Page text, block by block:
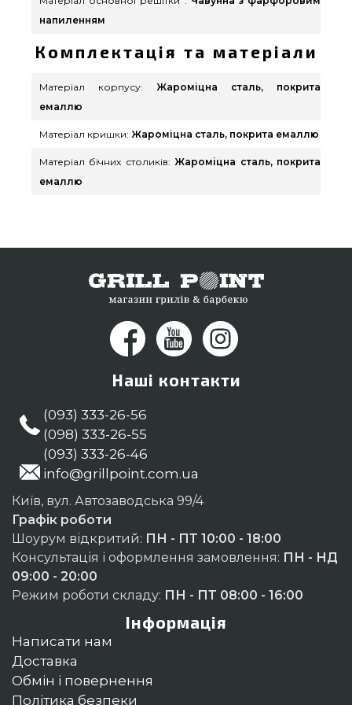
напиленням
Комплектація та матеріали
Матеріал корпусу:
Жароміцна сталь, покрита
емаллю
Матеріал кришки: Жароміцна сталь, покрита емаллю
Матеріал бічних столиків: Жароміцна сталь, покрита
емаллю
Наші контакти
(093) 333-26-56
(098) 333-26-55
(093) 333-26-46
info@grillpoint.com.ua
Київ, вул. Автозаводська 99/4
Графік роботи
Шоурум відкритий: ПН - ПТ 10:00 - 18:00
Консультація і оформлення замовлення: ПН - НД
09:00 - 20:00
Режим роботи складу: ПН - ПТ 08:00 - 16:00
Інформація
Написати нам
Доставка
Обмін і повернення
Політика безпеки